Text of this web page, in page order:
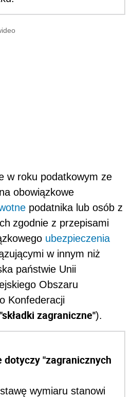
w roku podatkowym ze
obowiązkowe
podatnika lub osób z
zgodnie z przepisami
ubezpieczenia
w innym niż
państwie Unii
Obszaru
Konfederacji
zagraniczne").
dotyczy "zagranicznych
wymiaru stanowi